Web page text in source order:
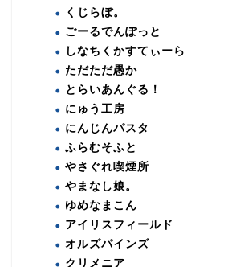
くじらぼ。
ごーるでんぽっと
しなちくかすてぃーら
ただただ愚か
とらいあんぐる！
にゅう工房
にんじんパスタ
ふらむそふと
やさぐれ喫煙所
やまなし娘。
ゆめなまこん
アイリスフィールド
オルズパインズ
クリメニア